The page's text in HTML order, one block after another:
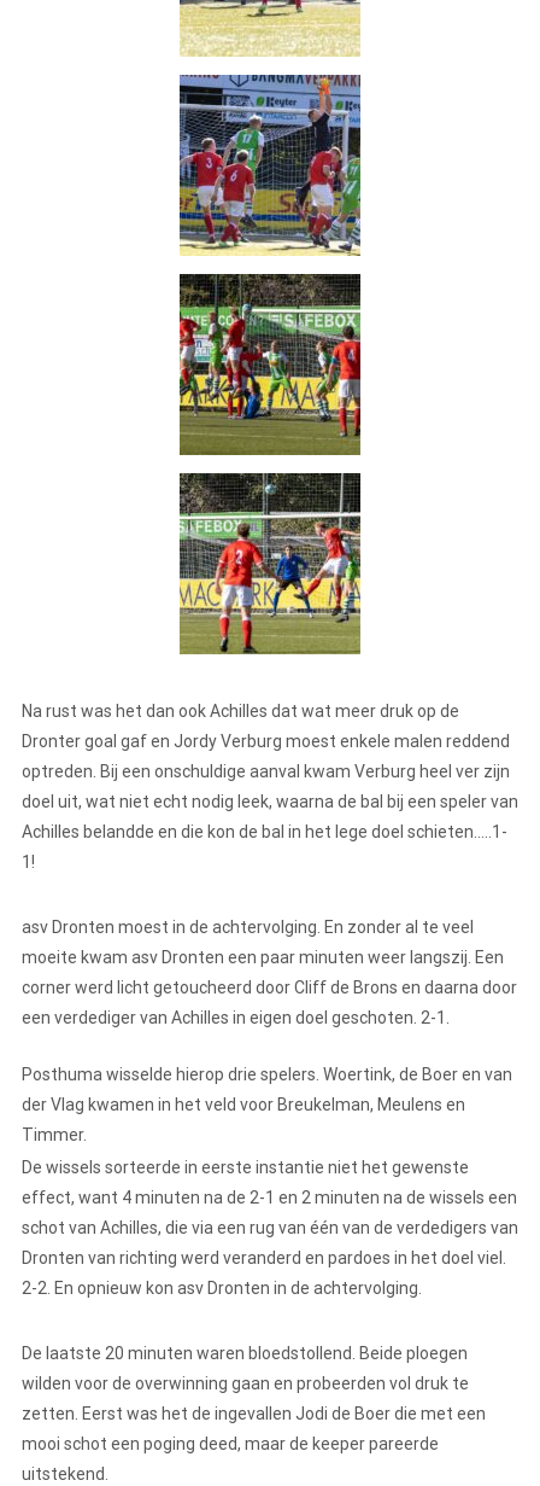
Na rust was het dan ook Achilles dat wat meer druk op de
Dronter goal gaf en Jordy Verburg moest enkele malen reddend
optreden. Bij een onschuldige aanval kwam Verburg heel ver zijn
doel uit, wat niet echt nodig leek, waarna de bal bij een speler van
Achilles belandde en die kon de bal in het lege doel schieten…..1-
1!
asv Dronten moest in de achtervolging. En zonder al te veel
moeite kwam asv Dronten een paar minuten weer langszij. Een
corner werd licht getoucheerd door Cliff de Brons en daarna door
een verdediger van Achilles in eigen doel geschoten. 2-1.
Posthuma wisselde hierop drie spelers. Woertink, de Boer en van
der Vlag kwamen in het veld voor Breukelman, Meulens en
Timmer.
De wissels sorteerde in eerste instantie niet het gewenste
effect, want 4 minuten na de 2-1 en 2 minuten na de wissels een
schot van Achilles, die via een rug van één van de verdedigers van
Dronten van richting werd veranderd en pardoes in het doel viel.
2-2. En opnieuw kon asv Dronten in de achtervolging.
De laatste 20 minuten waren bloedstollend. Beide ploegen
wilden voor de overwinning gaan en probeerden vol druk te
zetten. Eerst was het de ingevallen Jodi de Boer die met een
mooi schot een poging deed, maar de keeper pareerde
uitstekend.